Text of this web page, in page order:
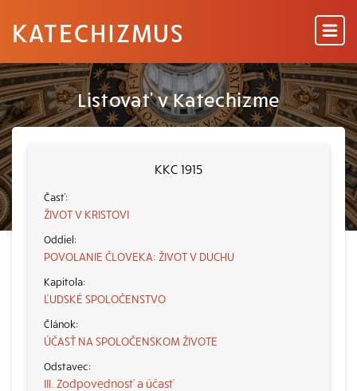
KATECHIZMUS
Listovať v Katechizme
KKC 1915
ŽIVOT V KRISTOVI
POVOLANIE ČLOVEKA: ŽIVOT V DUCHU
ĽUDSKÉ SPOLOČENSTVO
ÚČASŤ NA SPOLOČENSKOM ŽIVOTE
III. Zodpovednosť a účasť